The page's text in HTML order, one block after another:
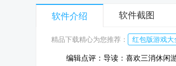
软件介绍 软件截图
精品下载精心为您推荐： 红包版游戏大
编辑点评：导读：喜欢三消休闲